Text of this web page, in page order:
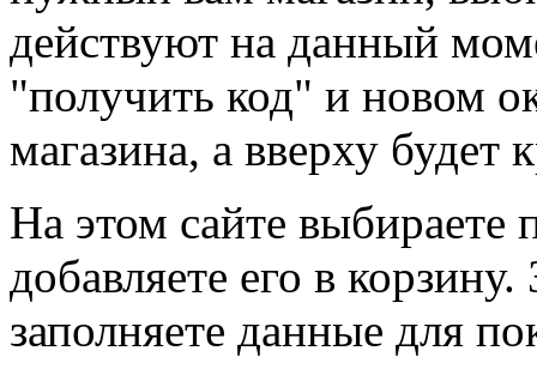
действуют на данный
"получить код" и новом
магазина, а вверху
На этом сайте выбираете
добавляете его в
заполняете данные для